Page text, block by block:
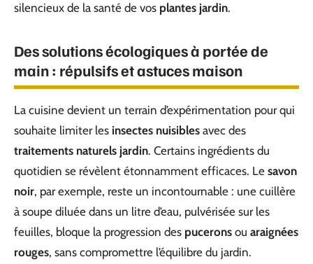
silencieux de la santé de vos plantes jardin.
Des solutions écologiques à portée de
main : répulsifs et astuces maison
La cuisine devient un terrain d’expérimentation pour qui
souhaite limiter les insectes nuisibles avec des
traitements naturels jardin. Certains ingrédients du
quotidien se révèlent étonnamment efficaces. Le savon
noir, par exemple, reste un incontournable : une cuillère
à soupe diluée dans un litre d’eau, pulvérisée sur les
feuilles, bloque la progression des pucerons ou araignées
rouges, sans compromettre l’équilibre du jardin.